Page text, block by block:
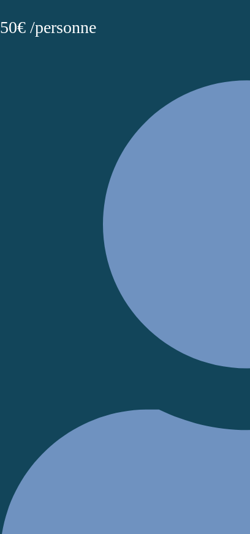
50€ /personne